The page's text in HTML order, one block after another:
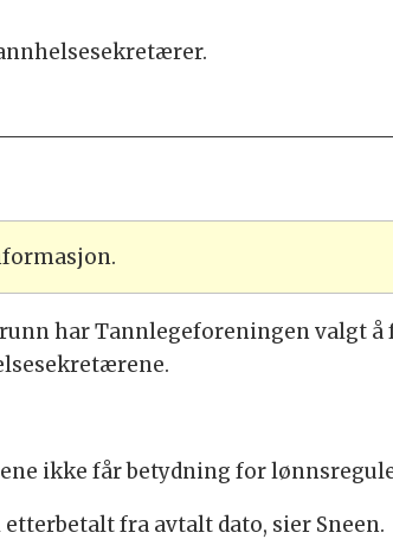
har Tannlegeforeningen valgt å
ikke får betydning for
fra avtalt dato, sier Sneen.